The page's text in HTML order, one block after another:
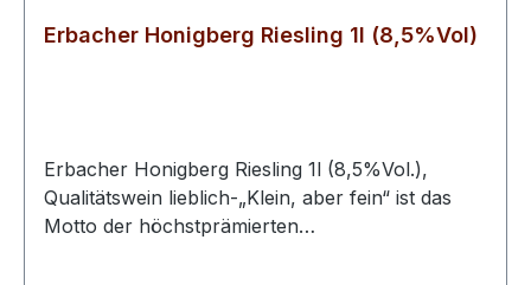
Erbacher Honigberg Riesling 1l (8,5%Vol)
Erbacher Honigberg Riesling 1l (8,5%Vol.),
Qualitätswein lieblich-„Klein, aber fein“ ist das
Motto der höchstprämierten